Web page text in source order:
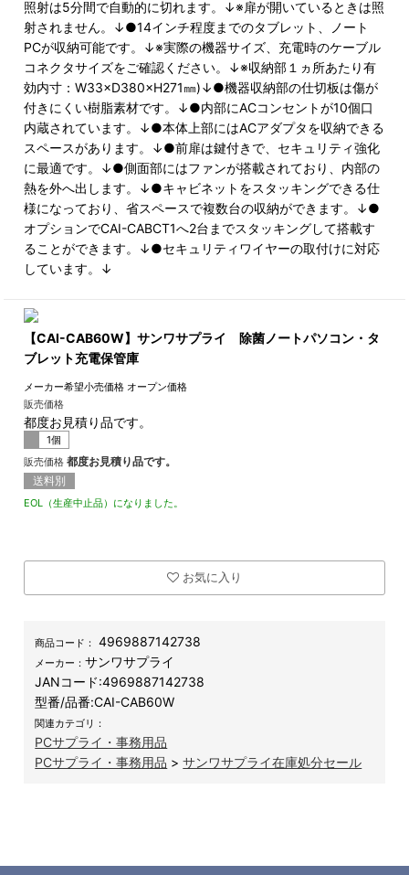
照射は5分間で自動的に切れます。↓※扉が開いているときは照
射されません。↓●14インチ程度までのタブレット、ノート
PCが収納可能です。↓※実際の機器サイズ、充電時のケーブル
コネクタサイズをご確認ください。↓※収納部１ヵ所あたり有
効内寸：W33×D380×H271㎜)↓●機器収納部の仕切板は傷が
付きにくい樹脂素材です。↓●内部にACコンセントが10個口
内蔵されています。↓●本体上部にはACアダプタを収納できる
スペースがあります。↓●前扉は鍵付きで、セキュリティ強化
に最適です。↓●側面部にはファンが搭載されており、内部の
熱を外へ出します。↓●キャビネットをスタッキングできる仕
様になっており、省スペースで複数台の収納ができます。↓●
オプションでCAI-CABCT1へ2台までスタッキングして搭載す
ることができます。↓●セキュリティワイヤーの取付けに対応
しています。↓
【CAI-CAB60W】サンワサプライ 除菌ノートパソコン・タ
ブレット充電保管庫
メーカー希望小売価格 オープン価格
販売価格
都度お見積り品です。
1個
販売価格 都度お見積り品です。
送料別
EOL（生産中止品）になりました。
お気に入り
商品コード： 4969887142738
メーカー：サンワサプライ
JANコード:4969887142738
型番/品番:CAI-CAB60W
関連カテゴリ：
PCサプライ・事務用品
PCサプライ・事務用品 >サンワサプライ在庫処分セール